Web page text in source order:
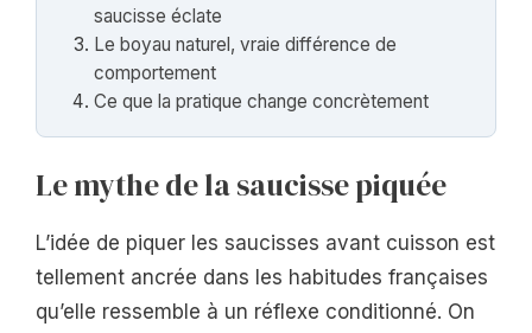
saucisse éclate
Le boyau naturel, vraie différence de
comportement
Ce que la pratique change concrètement
Le mythe de la saucisse piquée
L’idée de piquer les saucisses avant cuisson est
tellement ancrée dans les habitudes françaises
qu’elle ressemble à un réflexe conditionné. On